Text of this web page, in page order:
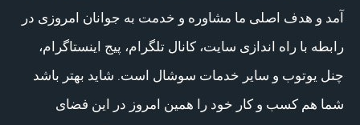
آمد و هدف اصلی ما مشاوره و خدمت به جوانان امروزی در
رابطه با راه اندازی سایت، کانال تلگرام، پیج اینستاگرام،
چنل یوتوب و سایر خدمات سوشال است. شاید بهتر باشد
شما هم کسب و کار خود را همین امروز در این فضای